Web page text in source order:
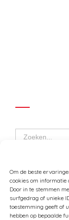
Om de beste
cookies om informatie
Door in te stemmen
surfgedrag of unieke
toestemming geeft of
hebben op bepaalde